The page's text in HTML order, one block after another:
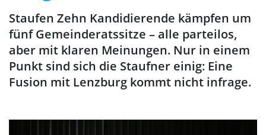
Staufen Zehn Kandidierende kämpfen um
fünf Gemeinderatssitze – alle parteilos,
aber mit klaren Meinungen. Nur in einem
Punkt sind sich die Staufner einig: Eine
Fusion mit Lenzburg kommt nicht infrage.